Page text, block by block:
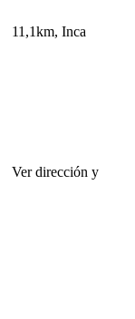
11,1km, Inca
Ver dirección y